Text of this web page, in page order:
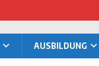
AUS­BIL­DUNG